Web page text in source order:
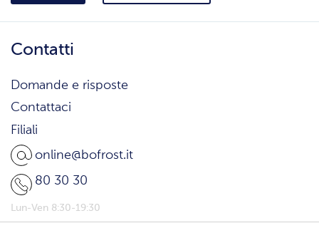
Contatti
Domande e risposte
Contattaci
Filiali
online@bofrost.it
80 30 30
Lun-Ven 8:30-19:30